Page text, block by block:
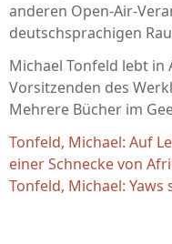
anderen Open-Air-
deutschsprachigen
Michael Tonfeld lebt in
Vorsitzenden des
Mehrere Bücher im
Tonfeld, Michael: Auf
einer Schnecke von
Tonfeld, Michael: Yaws